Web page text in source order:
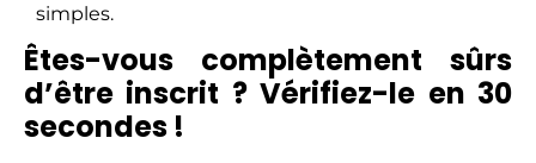
simples.
Êtes-vous complètement sûrs
d’être inscrit ? Vérifiez-le en 30
secondes !